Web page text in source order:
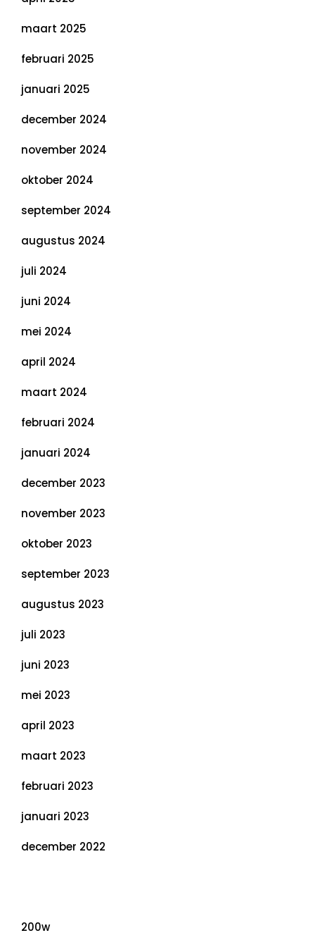
maart 2025
februari 2025
januari 2025
december 2024
november 2024
oktober 2024
september 2024
augustus 2024
juli 2024
juni 2024
mei 2024
april 2024
maart 2024
februari 2024
januari 2024
december 2023
november 2023
oktober 2023
september 2023
augustus 2023
juli 2023
juni 2023
mei 2023
april 2023
maart 2023
februari 2023
januari 2023
december 2022
200w